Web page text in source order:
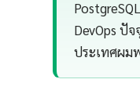
DevOps ปั
ประเทศผม